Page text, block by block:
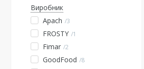
Виробник
Apach 3
FROSTY 1
Fimar 2
GoodFood 8